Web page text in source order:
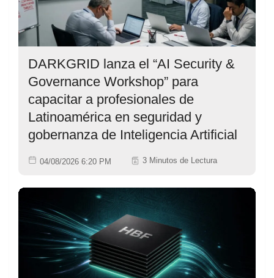
DARKGRID lanza el “AI Security &
Governance Workshop” para
capacitar a profesionales de
Latinoamérica en seguridad y
gobernanza de Inteligencia Artificial
04/08/2026 6:20 PM 3 Minutos de Lectura